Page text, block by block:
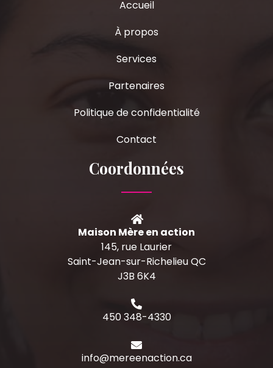
Accueil
À propos
Services
Partenaires
Politique de confidentialité
Contact
Coordonnées
Maison Mère en action
145, rue Laurier
Saint-Jean-sur-Richelieu QC
J3B 6K4
450 348-4330
info@mereenaction.ca